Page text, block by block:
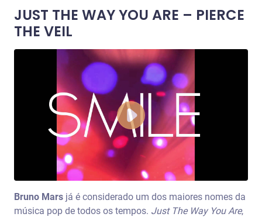
JUST THE WAY YOU ARE – PIERCE
THE VEIL
Bruno Mars já é considerado um dos maiores nomes da
música pop de todos os tempos. Just The Way You Are,